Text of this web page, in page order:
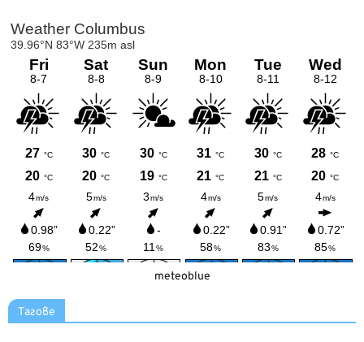
meteoblue
Тагове